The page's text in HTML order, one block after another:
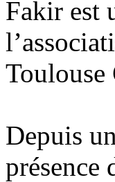
Fakir est
Toulouse
Depuis
présence